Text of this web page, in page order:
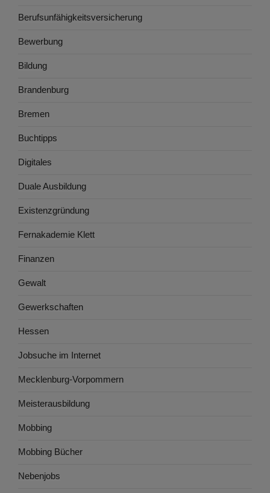
Berufsunfähigkeitsversicherung
Bewerbung
Bildung
Brandenburg
Bremen
Buchtipps
Digitales
Duale Ausbildung
Existenzgründung
Fernakademie Klett
Finanzen
Gewalt
Gewerkschaften
Hessen
Jobsuche im Internet
Mecklenburg-Vorpommern
Meisterausbildung
Mobbing
Mobbing Bücher
Nebenjobs